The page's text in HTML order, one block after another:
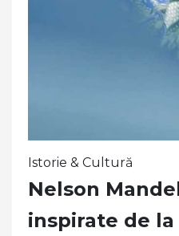
Istorie & Cultură
Nelson
inspirate de